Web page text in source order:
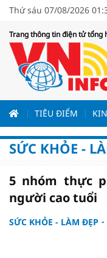
Thứ sáu 07/08/2026
Trang thông tin điện tử tổng
TIÊU ĐIỂM
SỨC KHỎE -
5 nhóm thực
người cao tuổi
SỨC KHỎE - LÀM ĐẸP